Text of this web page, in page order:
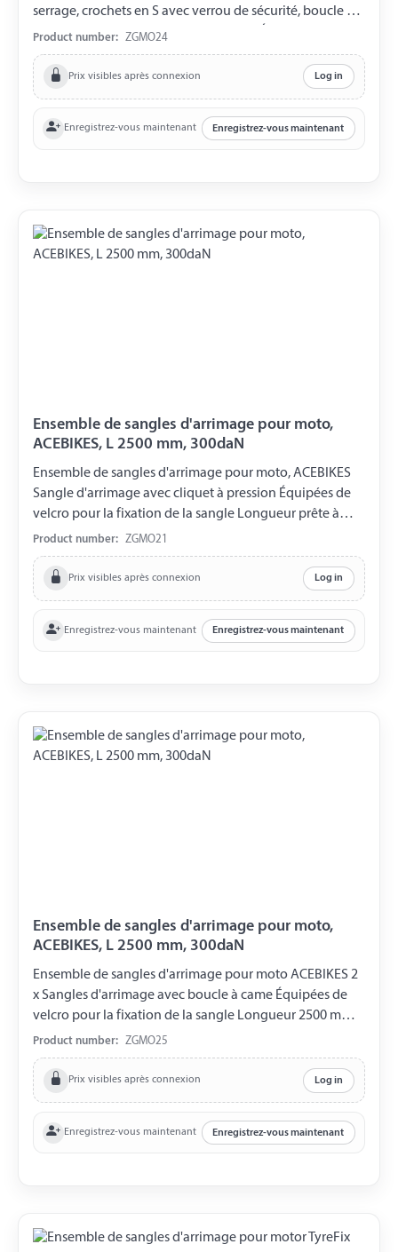
serrage, crochets en S avec verrou de sécurité, boucle et
couverture en fausse peau de mouton Équipées de
velcro pour la fixation de la sangle Longueur prête à
l'emploi de 2000 mm Largeur de la sangle 38 mm LC 900
daN L'ensemble est livré dans un petit sac de transport.
Product number: ZGMO24
Prix visibles après connexion Log in
Enregistrez-vous maintenant Enregistrez-vous maintenant
Ensemble de sangles d'arrimage pour moto,
ACEBIKES, L 2500 mm, 300daN
Ensemble de sangles d'arrimage pour moto, ACEBIKES
Sangle d'arrimage avec cliquet à pression Équipées de
velcro pour la fixation de la sangle Longueur prête à
l'emploi de 2500 mm Largeur de la sangle 25 mm LC 350
daN L'ensemble est livré dans un petit sac de transport.
Product number: ZGMO21
Prix visibles après connexion Log in
Enregistrez-vous maintenant Enregistrez-vous maintenant
Ensemble de sangles d'arrimage pour moto,
ACEBIKES, L 2500 mm, 300daN
Ensemble de sangles d'arrimage pour moto ACEBIKES 2
x Sangles d'arrimage avec boucle à came Équipées de
velcro pour la fixation de la sangle Longueur 2500 mm
Largeur de la sangle 25 mm LC 300 daN L'ensemble est
livré dans un petit sac de transport.
Product number: ZGMO25
Prix visibles après connexion Log in
Enregistrez-vous maintenant Enregistrez-vous maintenant